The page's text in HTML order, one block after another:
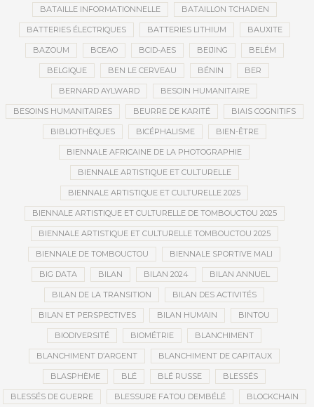
BATAILLE INFORMATIONNELLE BATAILLON TCHADIEN
BATTERIES ÉLECTRIQUES BATTERIES LITHIUM BAUXITE
BAZOUM BCEAO BCID-AES BEIJING BELÉM
BELGIQUE BEN LE CERVEAU BÉNIN BER
BERNARD AYLWARD BESOIN HUMANITAIRE
BESOINS HUMANITAIRES BEURRE DE KARITÉ BIAIS COGNITIFS
BIBLIOTHÈQUES BICÉPHALISME BIEN-ÊTRE
BIENNALE AFRICAINE DE LA PHOTOGRAPHIE
BIENNALE ARTISTIQUE ET CULTURELLE
BIENNALE ARTISTIQUE ET CULTURELLE 2025
BIENNALE ARTISTIQUE ET CULTURELLE DE TOMBOUCTOU 2025
BIENNALE ARTISTIQUE ET CULTURELLE TOMBOUCTOU 2025
BIENNALE DE TOMBOUCTOU BIENNALE SPORTIVE MALI
BIG DATA BILAN BILAN 2024 BILAN ANNUEL
BILAN DE LA TRANSITION BILAN DES ACTIVITÉS
BILAN ET PERSPECTIVES BILAN HUMAIN BINTOU
BIODIVERSITÉ BIOMÉTRIE BLANCHIMENT
BLANCHIMENT D’ARGENT BLANCHIMENT DE CAPITAUX
BLASPHÈME BLÉ BLÉ RUSSE BLESSÉS
BLESSÉS DE GUERRE BLESSURE FATOU DEMBÉLÉ BLOCKCHAIN